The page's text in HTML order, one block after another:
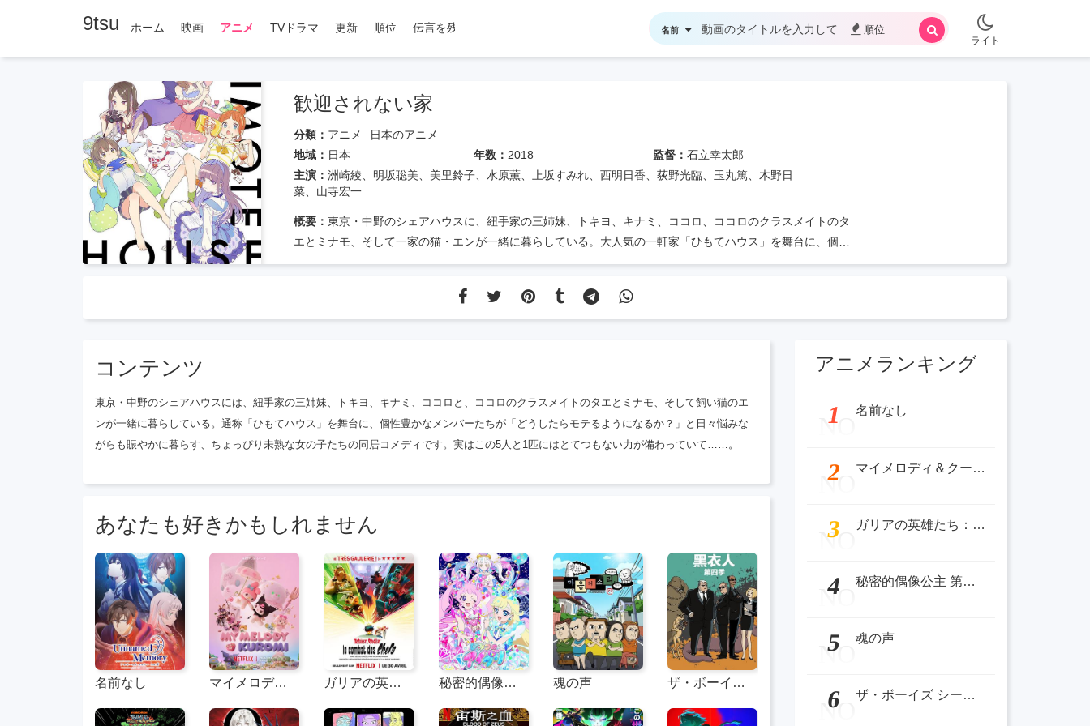
9tsu ホーム 映画 アニメ TVドラマ 更新 順位 伝言を残す
ライト
名前 順位
歓迎されない家
分類： アニメ
日本のアニメ
地域： 日本 年数： 2018 監督：石立幸太郎
主演： 洲崎綾、明坂聡美、美里鈴子、水原薫、上坂すみれ、西明日香、荻野光臨、玉丸篤、木野日
菜、山寺宏一
概要： 東京・中野のシェアハウスに、紐手家の三姉妹、トキヨ、キナミ、ココロ、ココロのクラスメイトのタ
エとミナモ、そして一家の猫・エンが一緒に暮らしている。大人気の一軒家「ひもてハウス」を舞台に、個性
豊かなメンバーたちが「どうしたらモテるようになるか？」と日々悩みながら賑やかに暮らす、ちょっと未熟
コンテンツ
東京・中野のシェアハウスには、紐手家の三姉妹、トキヨ、キナミ、ココロと、ココロのクラスメイトのタエとミナモ、そして飼い猫のエ
ンが一緒に暮らしている。通称「ひもてハウス」を舞台に、個性豊かなメンバーたちが「どうしたらモテるようになるか？」と日々悩みな
がらも賑やかに暮らす、ちょっぴり未熟な女の子たちの同居コメディです。実はこの5人と1匹にはとてつもない力が備わっていて……。
あなたも好きかもしれません
名前なし マイメロディ＆クールーム ガリアの英雄たち：ボスをめぐる戦い 秘密的偶像公主 第二季 ひみつのアイプリ リング編 魂の声 ザ・ボーイズ シーズン4
アニメランキング
NO
1 名前なし
NO
2 マイメロディ＆クールーム
NO
3 ガリアの英雄たち：ボスをめぐる戦い
NO
4 秘密的偶像公主 第二季 ひみつのアイプリ リング編
NO
5 魂の声
NO
6 ザ・ボーイズ シーズン4